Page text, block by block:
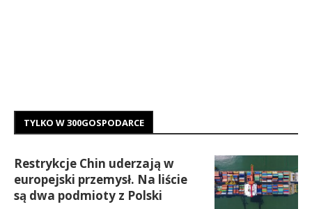
TYLKO W 300GOSPODARCE
Restrykcje Chin uderzają w
europejski przemysł. Na liście
są dwa podmioty z Polski